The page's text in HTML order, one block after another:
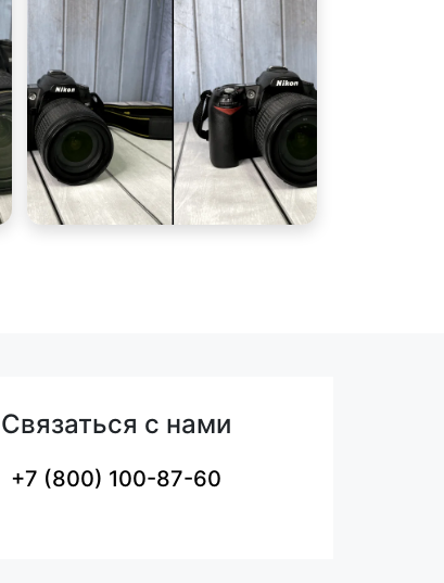
Связаться с нами
+7 (800) 100-87-60